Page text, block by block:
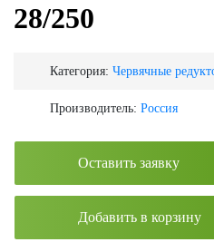
28/250
Категория: Червячные
Производитель: Россия
Оставить заявку
Добавить в корзину